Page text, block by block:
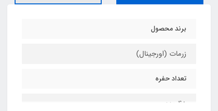
برند محصول
زرمات (اورجینال)
تعداد حفره
۴۸ عدد